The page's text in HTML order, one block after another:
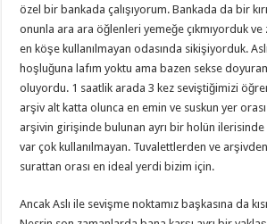
özel bir bankada çalışıyorum. Bankada da bir
onunla ara ara öğlenleri yemeğe çıkmıyorduk
en köşe kullanılmayan odasında sikişiyorduk.
hoşluğuna lafım yoktu ama bazen sekse
oluyordu. 1 saatlik arada 3 kez seviştiğimizi
arşiv alt katta olunca en emin ve suskun yer
arşivin girişinde bulunan ayrı bir holün
var çok kullanılmayan. Tuvalettlerden ve
surattan orası en ideal yerdi bizim için.
Ancak Aslı ile sevişme noktamız başkasına da